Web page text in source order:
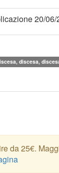
20/06/
discesa,
da 25€.